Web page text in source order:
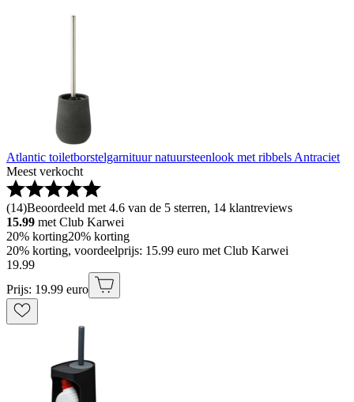
Atlantic toiletborstelgarnituur natuursteenlook met ribbels Antraciet
Meest verkocht
(14)Beoordeeld met 4.6 van de 5 sterren, 14 klantreviews
15.99 met Club Karwei
20% korting20% korting
20% korting, voordeelprijs: 15.99 euro met Club Karwei
19.99
Prijs: 19.99 euro